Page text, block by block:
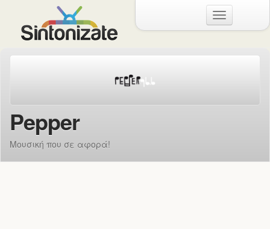
Menu
Pepper
Μουσική που σε αφορά!